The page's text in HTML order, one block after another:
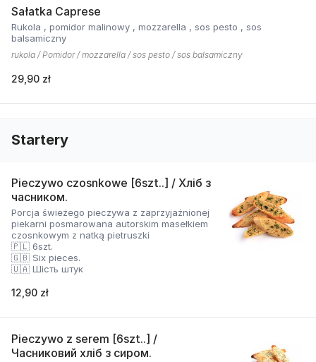
Sałatka Caprese
Rukola , pomidor malinowy , mozzarella , sos pesto , sos
balsamiczny
rukola / Pomidor / mozzarella / sos pesto / sos balsamiczny
29,90 zł
Startery
Pieczywo czosnkowe [6szt..] / Хліб з
часником.
Porcja świeżego pieczywa z zaprzyjaźnionej
piekarni posmarowana autorskim masełkiem
czosnkowym z natką pietruszki
🇵🇱 6szt.
🇬🇧 Six pieces.
🇺🇦 Шість штук
12,90 zł
Pieczywo z serem [6szt..] /
Часниковий хліб з сиром.